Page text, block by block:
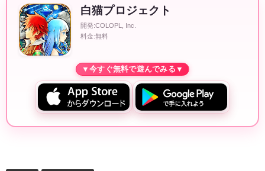
白猫プロジェクト
開発:COLOPL, Inc.
料金:無料